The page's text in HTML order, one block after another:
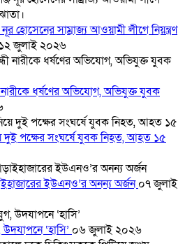
নূর হোসেনের সাম্রাজ্য আওয়ামী লীগে নিয়ন্ত্রণ
১২ জুলাই ২০২৬
নারীকে ধর্ষণের অভিযোগ, অভিযুক্ত যুবক
দুই পক্ষের সংঘর্ষে যুবক নিহত, আহত ১৫
ইউএনও’র অনন্য অর্জন০৭ জুলাই
‘হাসি’ ০৬ জুলাই ২০২৬